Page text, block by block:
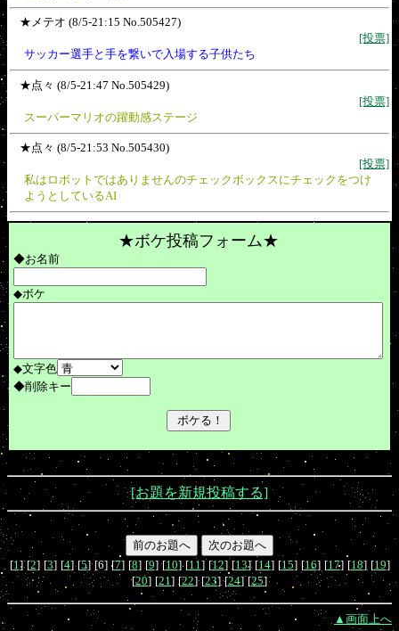
★メテオ (8/5-21:15 No.505427)
[投票]
サッカー選手と手を繋いで入場する子供たち
★点々 (8/5-21:47 No.505429)
[投票]
スーパーマリオの躍動感ステージ
★点々 (8/5-21:53 No.505430)
[投票]
私はロボットではありませんのチェックボックスにチェックをつけ
ようとしているAI
★ボケ投稿フォーム★
◆お名前
◆ボケ
◆文字色
◆削除キー
[お題を新規投稿する]
[1] [2] [3] [4] [5] [6] [7] [8] [9] [10] [11] [12] [13] [14] [15] [16] [17] [18] [19]
[20] [21] [22] [23] [24] [25]
▲画面上へ